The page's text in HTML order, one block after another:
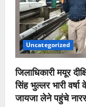
Uncategorized
जिलाधिकारी मयूर
सिंह भुल्लर भारी
जायजा लेने पहुंचे